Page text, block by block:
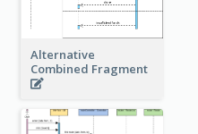
Alternative
Combined Fragment